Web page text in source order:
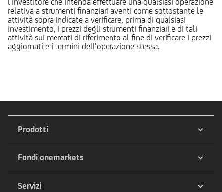
relativa a strumenti finanziari aventi come sottostante le
attività sopra indicate a verificare, prima di qualsiasi
investimento, i prezzi degli strumenti finanziari e di tali
attività sui mercati di riferimento al fine di verificare i prezzi
aggiornati e i termini dell’operazione stessa.
Prodotti
Fondi onemarkets
Servizi